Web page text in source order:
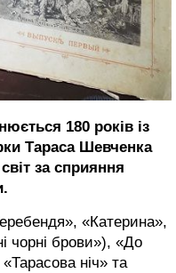
180 років із
Тараса Шевченка
за сприяння
«Катерина»,
чорні брови»), «До
ніч» та